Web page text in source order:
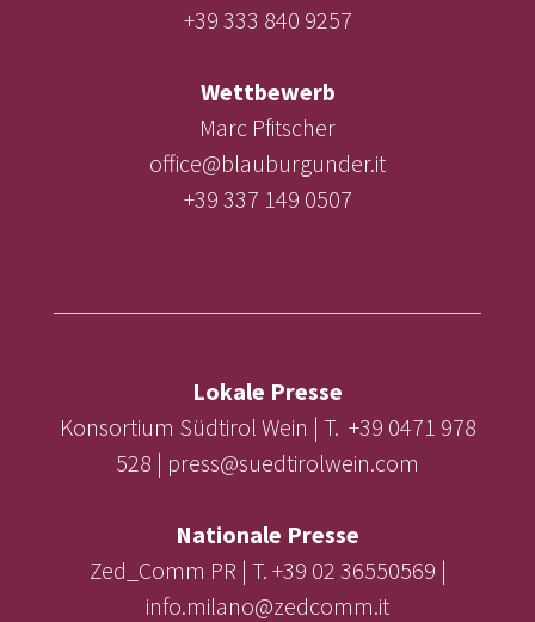
+39 333 840 9257
Wettbewerb
Marc Pfitscher
office@blauburgunder.it
+39 337 149 0507
Lokale Presse
Konsortium Südtirol Wein | T. +39 0471 978
528 | press@suedtirolwein.com
Nationale Presse
Zed_Comm PR | T. +39 02 36550569 |
info.milano@zedcomm.it